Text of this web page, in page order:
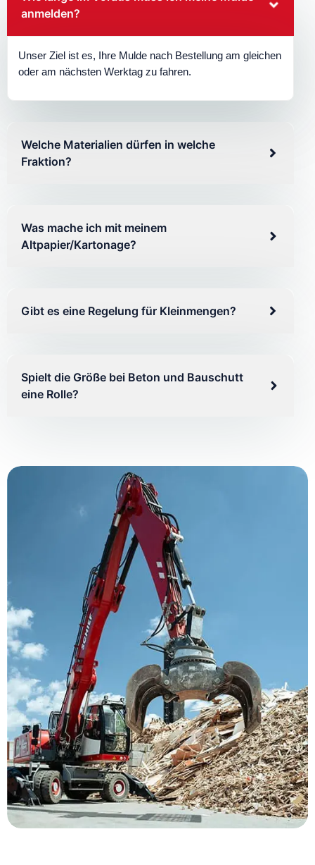
anmelden?
Unser Ziel ist es, Ihre Mulde nach Bestellung am gleichen
oder am nächsten Werktag zu fahren.
Welche Materialien dürfen in welche
Fraktion?
Was mache ich mit meinem
Altpapier/Kartonage?
Gibt es eine Regelung für Kleinmengen?
Spielt die Größe bei Beton und Bauschutt
eine Rolle?